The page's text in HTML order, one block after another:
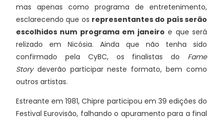
mas apenas como programa de entretenimento,
esclarecendo que os representantes do país serão
escolhidos num programa em janeiro e que será
relizado em Nicósia. Ainda que não tenha sido
confirmado pela CyBC, os finalistas do Fame
Storydeverão participar neste formato, bem como
outros artistas.
Estreante em 1981, Chipre participou em 39 edições do
Festival Eurovisão, falhando o apuramento para a final